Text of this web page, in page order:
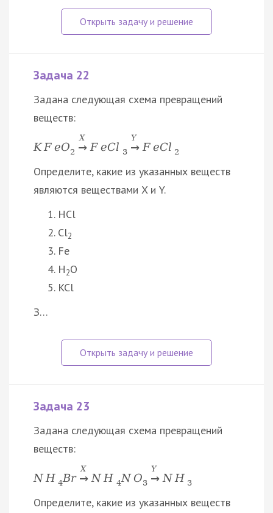
Задача 22
Задана следующая схема превращений
веществ:
K F eO2
X
→ F eCl 3
Y
→ F eCl 2
Определите, какие из указанных веществ
являются веществами X и Y.
HCl
Cl2
Fe
H2O
KCl
З…
Задача 23
Задана следующая схема превращений
веществ:
N H 4Br
X
→ N H 4N O3
Y
→ N H 3
Определите, какие из указанных веществ